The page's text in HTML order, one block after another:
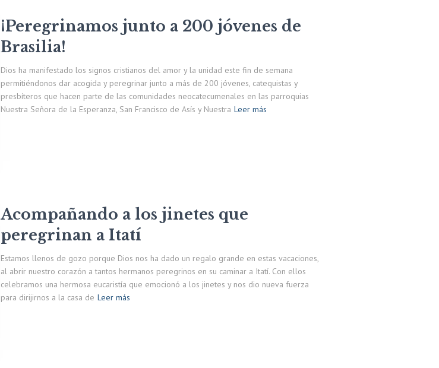
¡Peregrinamos junto a 200 jóvenes de
Brasilia!
Dios ha manifestado los signos cristianos del amor y la unidad este fin de semana
permitiéndonos dar acogida y peregrinar junto a más de 200 jóvenes, catequistas y
presbíteros que hacen parte de las comunidades neocatecumenales en las parroquias
Nuestra Señora de la Esperanza, San Francisco de Asís y Nuestra Leer más
Acompañando a los jinetes que
peregrinan a Itatí
Estamos llenos de gozo porque Dios nos ha dado un regalo grande en estas vacaciones,
al abrir nuestro corazón a tantos hermanos peregrinos en su caminar a Itatí. Con ellos
celebramos una hermosa eucaristía que emocionó a los jinetes y nos dio nueva fuerza
para dirijirnos a la casa de Leer más